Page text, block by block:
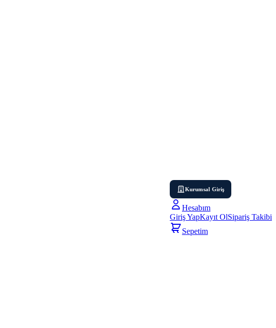
Kurumsal Giriş
Hesabım
Giriş YapKayıt OlSipariş Takibi
Sepetim